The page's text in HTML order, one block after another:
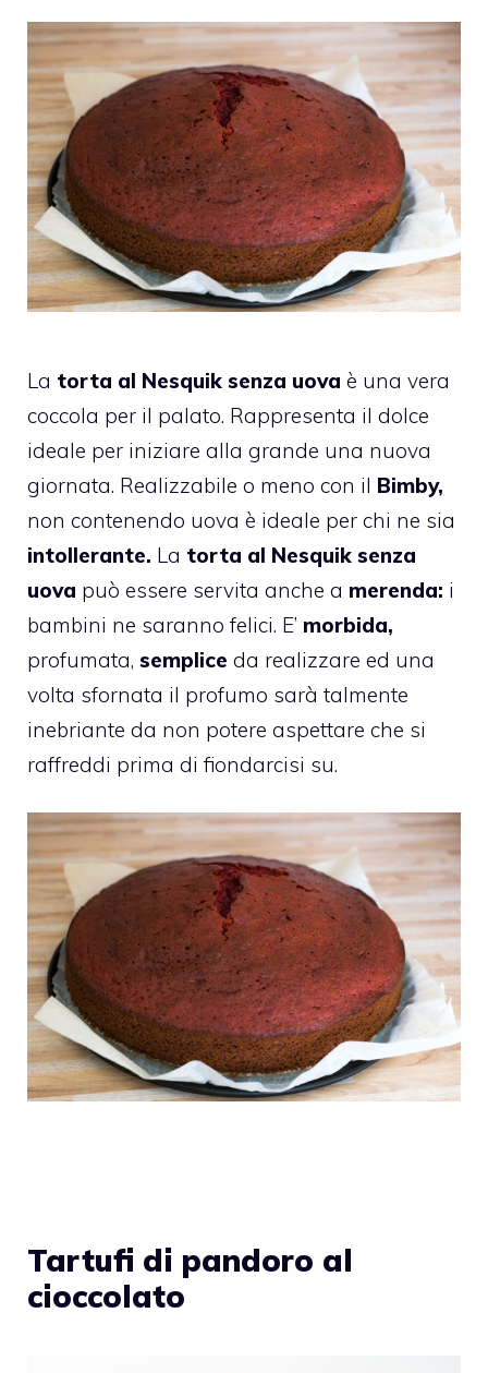
La torta al Nesquik senza uova è una vera
coccola per il palato. Rappresenta il dolce
ideale per iniziare alla grande una nuova
giornata. Realizzabile o meno con il Bimby,
non contenendo uova è ideale per chi ne sia
intollerante. La torta al Nesquik senza
uova può essere servita anche a merenda: i
bambini ne saranno felici. E’ morbida,
profumata, semplice da realizzare ed una
volta sfornata il profumo sarà talmente
inebriante da non potere aspettare che si
raffreddi prima di fiondarcisi su.
Tartufi di pandoro al
cioccolato